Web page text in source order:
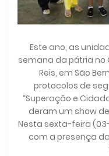
Este ano, as
semana da pátria no
Reis, em São
protocolos de
“Superação e
deram um show
Nesta sexta-feira
com a presença